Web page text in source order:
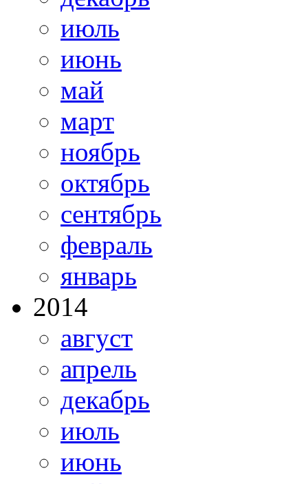
июль
июнь
май
март
ноябрь
октябрь
сентябрь
февраль
январь
2014
август
апрель
декабрь
июль
июнь